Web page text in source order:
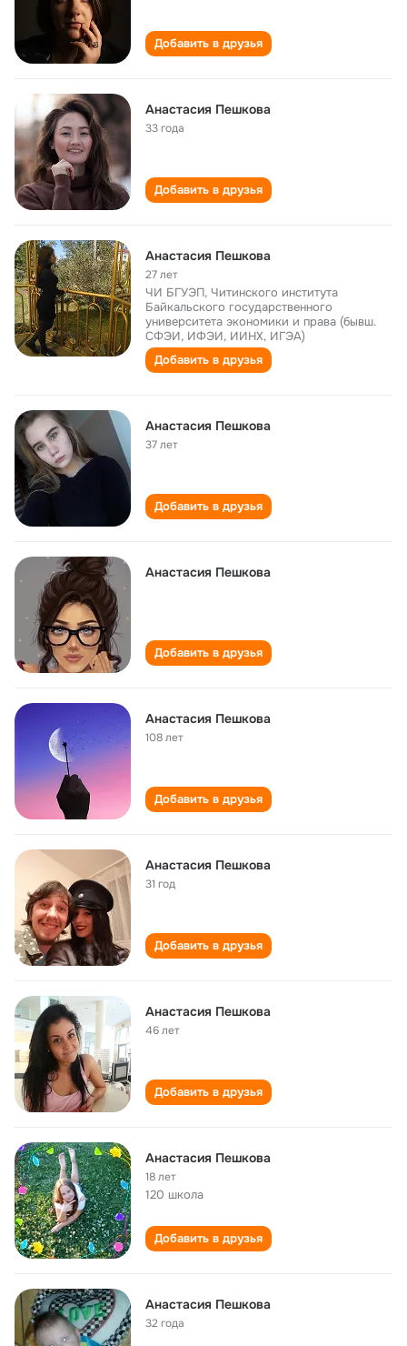
Добавить в друзья
Анастасия Пешкова
33 года
Добавить в друзья
Анастасия Пешкова
27 лет
ЧИ БГУЭП, Читинского института
Байкальского государственного
университета экономики и права (бывш.
СФЭИ, ИФЭИ, ИИНХ, ИГЭА)
Добавить в друзья
Анастасия Пешкова
37 лет
Добавить в друзья
Анастасия Пешкова
Добавить в друзья
Анастасия Пешкова
108 лет
Добавить в друзья
Анастасия Пешкова
31 год
Добавить в друзья
Анастасия Пешкова
46 лет
Добавить в друзья
Анастасия Пешкова
18 лет
120 школа
Добавить в друзья
Анастасия Пешкова
32 года